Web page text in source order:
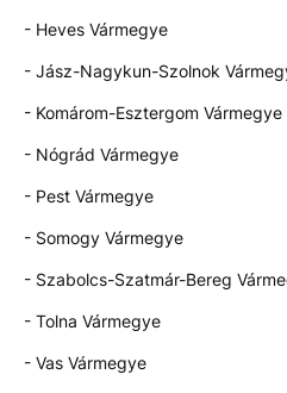
- Heves Vármegye
- Jász-Nagykun-Szolnok
- Komárom-Esztergom Vármegye
- Nógrád Vármegye
- Pest Vármegye
- Somogy Vármegye
- Szabolcs-Szatmár-Bereg
- Tolna Vármegye
- Vas Vármegye